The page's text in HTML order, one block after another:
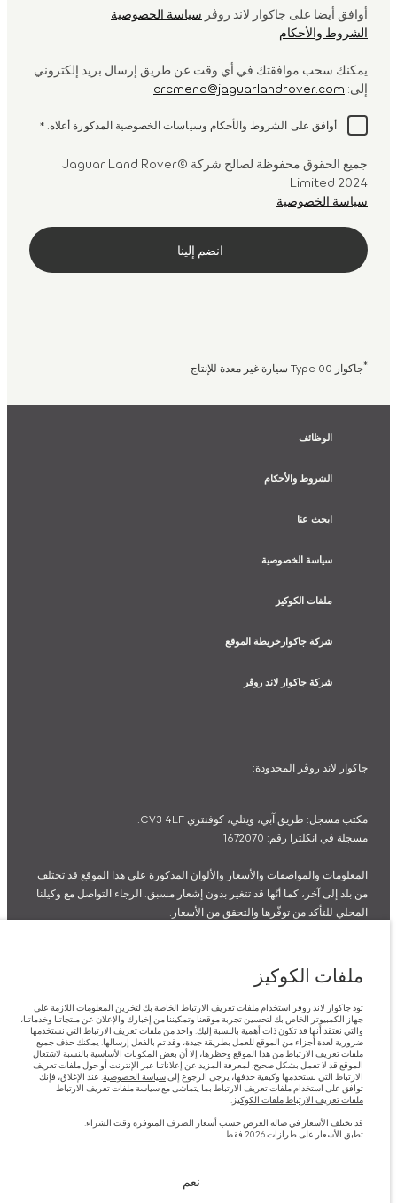
أوافق أيضا على جاكوار لاند روڤر سياسة الخصوصية
الشروط والأحكام
يمكنك سحب موافقتك في أي وقت عن طريق إرسال بريد إلكتروني
إلى: crcmena@jaguarlandrover.com
أوافق على الشروط والأحكام وسياسات الخصوصية المذكورة أعلاه. *
جميع الحقوق محفوظة لصالح شركة ©Jaguar Land Rover
Limited 2024
سياسة الخصوصية
*جاكوار Type 00 سيارة غير معدة للإنتاج
الوظائف
الشروط والأحكام
ابحث عنا
سياسة الخصوصية
ملفات الكوكيز
شركة جاكوارخريطة الموقع
شركة جاكوار لاند روڤر
جاكوار لاند روڨر المحدودة:
مكتب مسجل: طريق آبي، ويتلي، كوفنتري CV3 4LF.
مسجلة في انكلترا رقم: 1672070
المعلومات والمواصفات والأسعار والألوان المذكورة على هذا الموقع قد تختلف
من بلد إلى آخر، كما أنّها قد تتغير بدون إشعار مسبق. الرجاء التواصل مع وكيلنا
المحلي للتأكد من توفّرها والتحقق من الأسعار.
الاختبارات كما أن هذه الأرقام بغرض المقارنة فحسب.
قد تختلف الأسعار في صالة العرض حسب أسعار الصرف المتوفرة وقت
الشراء.
ملاحظة مهمة حول الصور والمواصفات. إن النقص العالمي في أشباه الموصلات
يؤثر حاليًا في مواصفات تصميم السيارات وتوفر الخيارات وتوقيتات التصاميم.
هذا ظرف ديناميكي للغاية، ونتيجة لذلك، قد لا تمثّل الصور المستخدَمة ضمن
موقع الويب حاليًا المواصفات الحالية بالكامل بالنسبة إلى الميزات والخيارات
والحلية ومجموعات الألوان. يرجى استشارة وكيلك الذي سيتمكّن من تأكيد أي
تقييدات حالية معك للسماح لك باتخاذ قرار مدروس
ملفات الكوكيز
تود جاكوار لاند روفر استخدام ملفات تعريف الارتباط الخاصة بك لتخزين المعلومات اللازمة على
جهاز الكمبيوتر الخاص بك لتحسين تجربة موقعنا وتمكيننا من إخبارك والإعلان عن منتجاتنا وخدماتنا،
والتي نعتقد أنها قد تكون ذات أهمية بالنسبة إليك. واحد من ملفات تعريف الارتباط التي نستخدمها
ضرورية لعدة أجزاء من الموقع للعمل بطريقة جيدة، وقد تم بالفعل إرسالها. يمكنك حذف جميع
ملفات تعريف الارتباط من هذا الموقع وحظرها، إلا أن بعض المكونات الأساسية بالنسبة لاشتغال
الموقع قد لا تعمل بشكل صحيح. لمعرفة المزيد عن إعلاناتنا عبر الإنترنت أو حول ملفات تعريف
الارتباط التي نستخدمها وكيفية حذفها، يرجى الرجوع إلىسياسة الخصوصية. عند الإغلاق، فإنك
توافق على استخدام ملفات تعريف الارتباط بما يتماشى مع سياسة ملفات تعريف الارتباط
ملفات تعريف الارتباط ملفات الكوكيز .
قد تختلف الأسعار في صالة العرض حسب أسعار الصرف المتوفرة وقت الشراء.
تطبق الأسعار على طرازات 2026 فقط.
نعم